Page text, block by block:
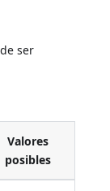
ser
Valores
posibles